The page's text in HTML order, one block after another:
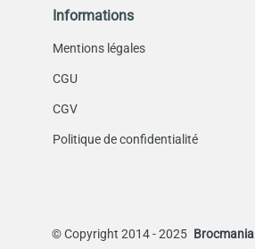
Informations
Mentions légales
CGU
CGV
Politique de confidentialité
©Copyright 2014 - 2025 Brocmania